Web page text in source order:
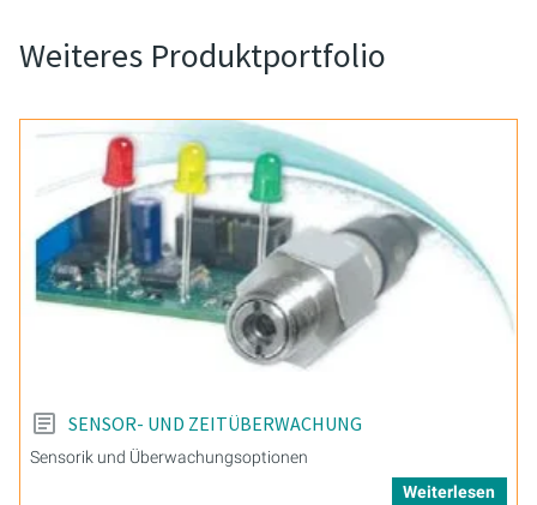
Weiteres Produktportfolio
SENSOR- UND ZEITÜBERWACHUNG
Sensorik und Überwachungsoptionen
Weiterlesen